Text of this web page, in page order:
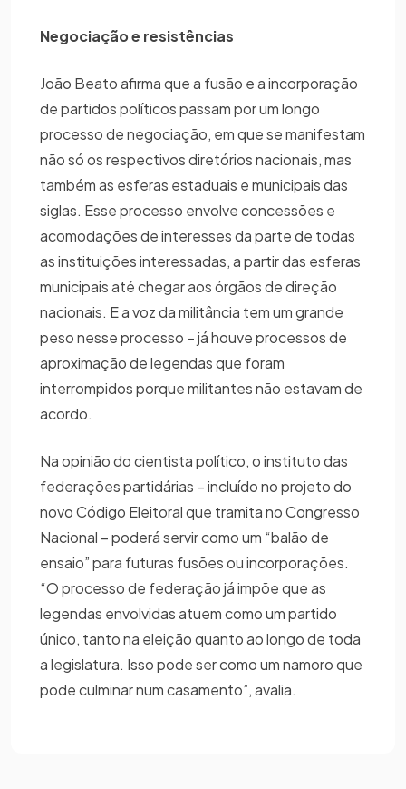
Negociação e resistências
João Beato afirma que a fusão e a incorporação
de partidos políticos passam por um longo
processo de negociação, em que se manifestam
não só os respectivos diretórios nacionais, mas
também as esferas estaduais e municipais das
siglas. Esse processo envolve concessões e
acomodações de interesses da parte de todas
as instituições interessadas, a partir das esferas
municipais até chegar aos órgãos de direção
nacionais. E a voz da militância tem um grande
peso nesse processo – já houve processos de
aproximação de legendas que foram
interrompidos porque militantes não estavam de
acordo.
Na opinião do cientista político, o instituto das
federações partidárias – incluído no projeto do
novo Código Eleitoral que tramita no Congresso
Nacional – poderá servir como um “balão de
ensaio” para futuras fusões ou incorporações.
“O processo de federação já impõe que as
legendas envolvidas atuem como um partido
único, tanto na eleição quanto ao longo de toda
a legislatura. Isso pode ser como um namoro que
pode culminar num casamento”, avalia.